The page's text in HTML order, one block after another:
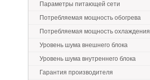
Параметры питающей сети
Потребляемая мощность обогрева
Потребляемая мощность охлаждения
Уровень шума внешнего блока
Уровень шума внутреннего блока
Гарантия производителя